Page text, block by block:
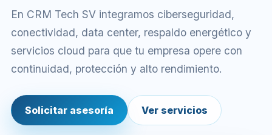
En CRM Tech SV integramos ciberseguridad,
conectividad, data center, respaldo energético y
servicios cloud para que tu empresa opere con
continuidad, protección y alto rendimiento.
Solicitar asesoría Ver servicios